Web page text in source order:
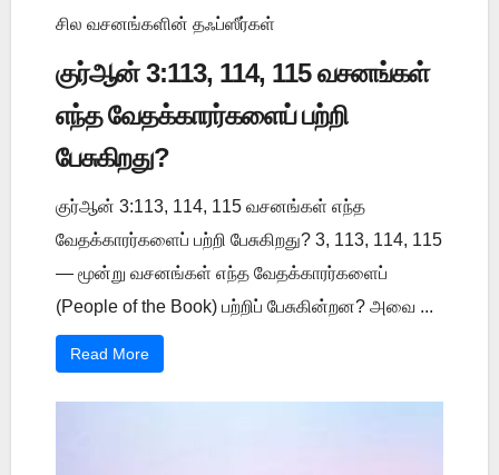
சில வசனங்களின் தஃப்ஸீர்கள்
குர்ஆன் 3:113, 114, 115 வசனங்கள்
எந்த வேதக்காரர்களைப் பற்றி
பேசுகிறது?
குர்ஆன் 3:113, 114, 115 வசனங்கள் எந்த
வேதக்காரர்களைப் பற்றி பேசுகிறது? 3, 113, 114, 115
— மூன்று வசனங்கள் எந்த வேதக்காரர்களைப்
(People of the Book) பற்றிப் பேசுகின்றன? அவை ...
Read More